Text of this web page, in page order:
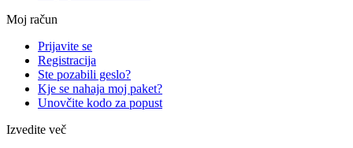
Moj račun
Prijavite se
Registracija
Ste pozabili geslo?
Kje se nahaja moj paket?
Unovčite kodo za popust
Izvedite več